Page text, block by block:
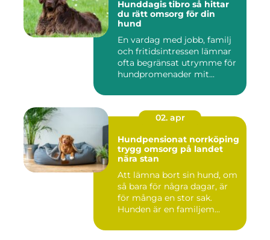
Hunddagis tibro så hittar
du rätt omsorg för din
hund
En vardag med jobb, familj
och fritidsintressen lämnar
ofta begränsat utrymme för
hundpromenader mit...
02. apr
Hundpensionat norrköping
trygg omsorg på landet
nära stan
Att lämna bort sin hund, om
så bara för några dagar, är
för många en stor sak.
Hunden är en familjem...